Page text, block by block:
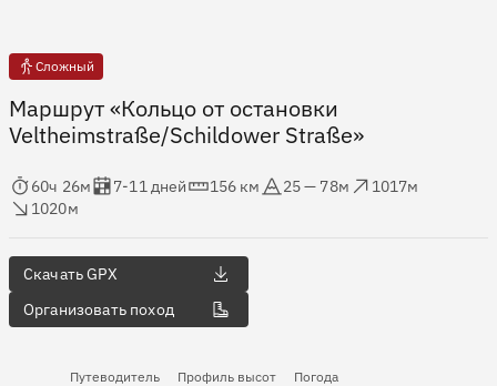
Сложный
Маршрут «Кольцо от остановки
Veltheimstraße/Schildower Straße»
в пути
60ч 26м
Оценка в днях
7-11 дней
Дистанция
156 км
Абсолютная высота
25 — 78м
Набор высоты
1017м
1020м
Скачать GPX
Организовать поход
Путеводитель Профиль высот Погода